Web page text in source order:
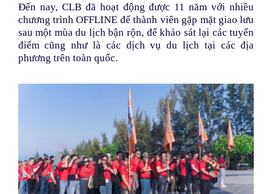
Đến nay, CLB đã hoạt động được 11 năm với nhiều
chương trình OFFLINE để thành viên gặp mặt giao lưu
sau một mùa du lịch bận rộn, để khảo sát lại các tuyến
điểm cũng như là các dịch vụ du lịch tại các địa
phương trên toàn quốc.